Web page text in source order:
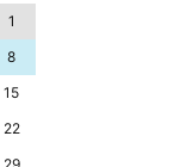
1
8
15
22